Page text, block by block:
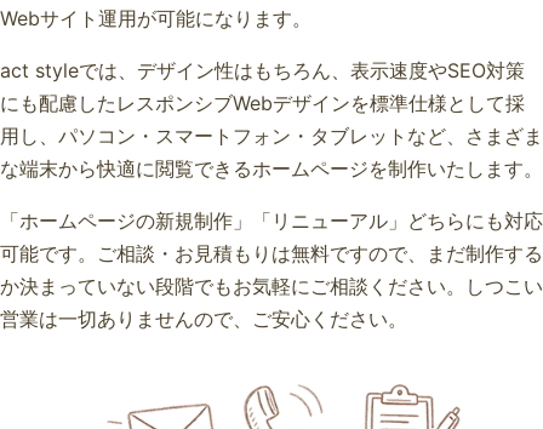
Webサイト運用が可能になります。
act styleでは、デザイン性はもちろん、表示速度やSEO対策
にも配慮したレスポンシブWebデザインを標準仕様として採
用し、パソコン・スマートフォン・タブレットなど、さまざま
な端末から快適に閲覧できるホームページを制作いたします。
「ホームページの新規制作」「リニューアル」どちらにも対応
可能です。ご相談・お見積もりは無料ですので、まだ制作する
か決まっていない段階でもお気軽にご相談ください。しつこい
営業は一切ありませんので、ご安心ください。